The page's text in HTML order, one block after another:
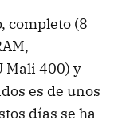
completo (8
Mali 400) y
es de unos
días se ha